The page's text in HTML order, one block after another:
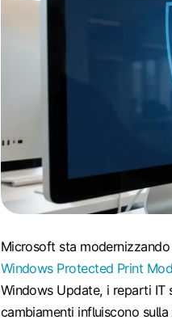
Microsoft sta
Windows Protected Print
Windows Update, i reparti IT
cambiamenti influiscono